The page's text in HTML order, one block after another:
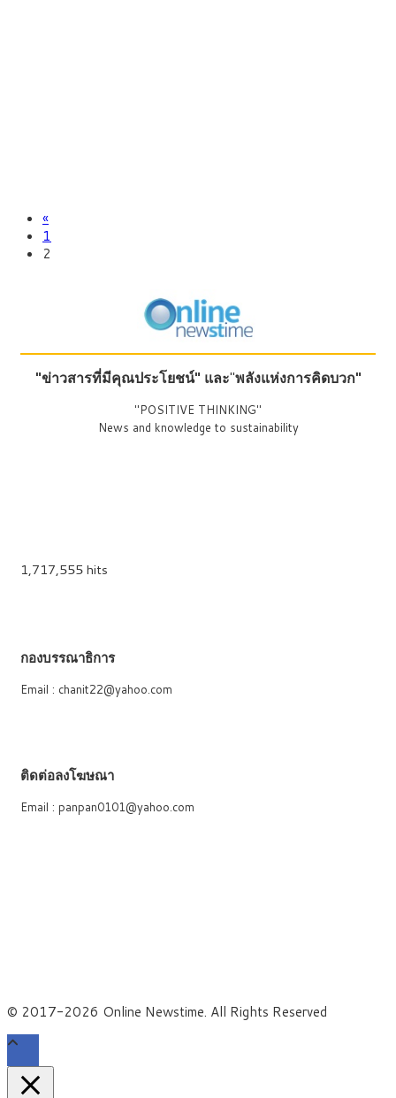
«
1
2
"ข่าวสารที่มีคุณประโยชน์" และ"พลังแห่งการคิดบวก"
"POSITIVE THINKING"
News and knowledge to sustainability
1,717,555 hits
กองบรรณาธิการ
Email : chanit22@yahoo.com
ติดต่อลงโฆษณา
Email : panpan0101@yahoo.com
© 2017-2026 Online Newstime. All Rights Reserved